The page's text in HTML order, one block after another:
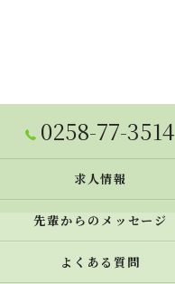
0258-77-3514
求人情報
先輩からのメッセージ
よくある質問